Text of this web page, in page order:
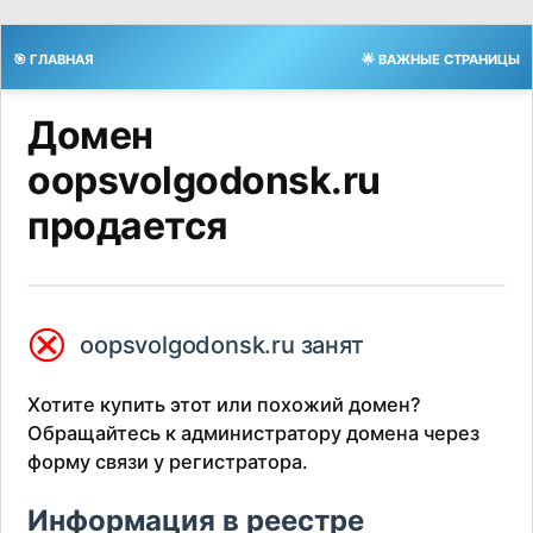
🎯 ГЛАВНАЯ 🌟 ВАЖНЫЕ СТРАНИЦЫ
Домен
oopsvolgodonsk.ru
продается
⮿ oopsvolgodonsk.ru занят
Хотите купить этот или похожий домен?
Обращайтесь к администратору домена через
форму связи у регистратора.
Информация в реестре